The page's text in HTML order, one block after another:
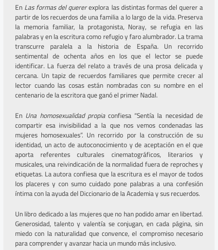
EnLas formas del quererexplora las distintas formas del querer a
partir de los recuerdos de una familia a lo largo de la vida. Preserva
la memoria familiar, la protagonista, Noray, se refugia en las
palabras y en la escritura como refugio y faro alumbrador. La trama
transcurre paralela a la historia de España. Un recorrido
sentimental de ochenta años en los que el lector se puede
identificar. La fuerza del relato a través de una prosa delicada y
cercana. Un tapiz de recuerdos familiares que permite crecer al
lector cuando las cosas están nombradas con su nombre en el
centenario de la escritora que ganó el primer Nadal.
En Una homosexualidad propiaconfiesa “Sentía la necesidad de
compartir esa invisibilidad a la que nos vemos condenadas las
mujeres homosexuales”. Un recorrido por la construcción de su
identidad, un acto de autoconocimiento y de aceptación en el que
aporta referentes culturales cinematográficos, literarios y
musicales, una reivindicación de la normalidad fuera de reproches y
etiquetas. La autora confiesa que la escritura es el mayor de todos
los placeres y con sumo cuidado pone palabras a una confesión
íntima con la ayuda del Diccionario de la Academia y sus recuerdos.
Un libro dedicado a las mujeres que no han podido amar en libertad.
Generosidad, talento y valentía se conjugan, en cada página, sin
miedo con la naturalidad que convence, el compromiso necesario
para comprender y avanzar hacia un mundo más inclusivo.